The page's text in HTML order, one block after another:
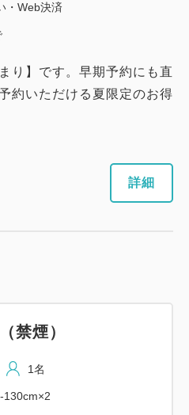
・Web決済
り】です。早期予約にも直
約いただける夏限定のお得
詳細
禁煙）
1名
130cm×2